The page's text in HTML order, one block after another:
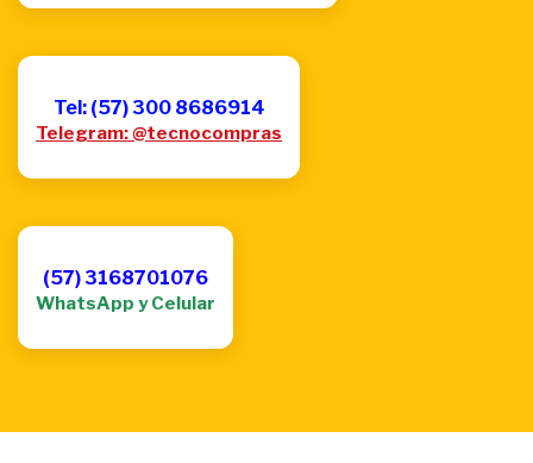
Tel: (57) 300 8686914
Telegram: @tecnocompras
(57) 3168701076
WhatsApp y Celular